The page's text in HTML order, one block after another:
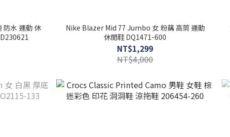
防水 運動 休
Nike Blazer Mid 77 Jumbo 女 粉藕 高筒 運動
休閒鞋 DQ1471-600
NT$1,299
NT$4,000